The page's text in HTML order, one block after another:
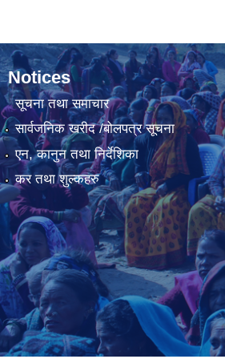
Notices
सूचना तथा समाचार
सार्वजनिक खरीद /बोलपत्र सूचना
एन, कानुन तथा निर्देशिका
कर तथा शुल्कहरु